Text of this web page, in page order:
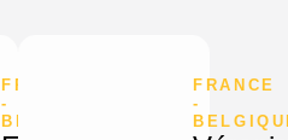
FRANCE
-
BELGIQUE
FRANCE
-